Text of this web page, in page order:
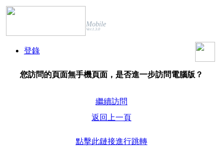
Mobile
Ver.1.3.0
登錄
您訪問的頁面無手機頁面，是否進一步訪問電腦版？
繼續訪問
返回上一頁
點擊此鏈接進行跳轉